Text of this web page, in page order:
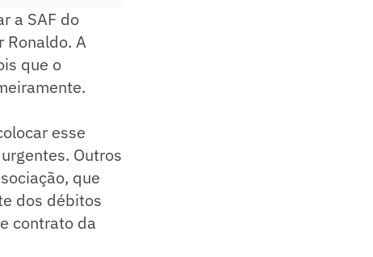
a SAF do
Ronaldo. A
que o
esse
Outros
que
dos débitos
contrato da